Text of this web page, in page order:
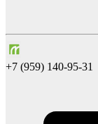
+7 (959) 140-95-31